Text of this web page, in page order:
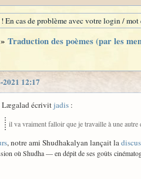
cas de problème avec votre login /
» Traduction des poèmes (par les
2021 12:17
Lægalad écrivitjadis :
il va vraiment falloir que je travaille à une
, notre ami Shudhakalyan lançait la
où Shudha — en dépit de ses goûts